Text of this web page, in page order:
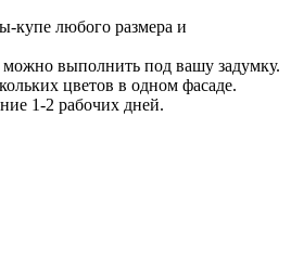
купе любого размера и
можно выполнить под вашу задумку.
цветов в одном фасаде.
1-2 рабочих дней.